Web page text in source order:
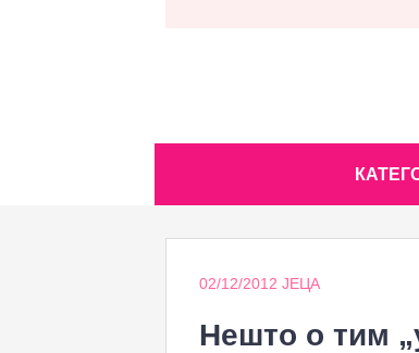
02/12/2012 ЈЕЦА
Нешто о тим